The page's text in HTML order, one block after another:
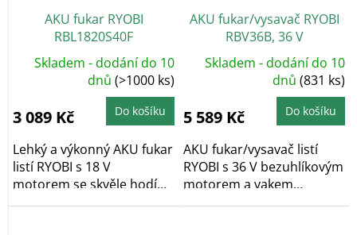
AKU fukar RYOBI
RBL1820S40F
Skladem - dodání do 10
dnů (>1000 ks)
3 089 Kč Do košíku
Lehký a výkonný AKU fukar
listí RYOBI s 18 V
motorem se skvěle hodí
pro úklid dvorků,...
AKU fukar/vysavač RYOBI
RBV36B, 36 V
Skladem - dodání do 10
dnů (831 ks)
5 589 Kč Do košíku
AKU fukar/vysavač listí
RYOBI s 36 V bezuhlíkovým
motorem a vakem
o objemu 45 l se...